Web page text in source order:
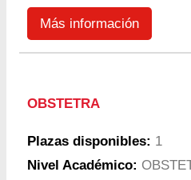
Más información
OBSTETRA
Plazas disponibles: 1
Nivel Académico: